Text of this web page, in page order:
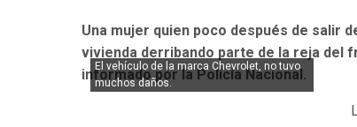
Una mujer quien poco después de salir
vivienda derribando parte de la reja del
informado por la Policía Nacional.
El vehículo de la marca Chevrolet, no tuvo
muchos daños.